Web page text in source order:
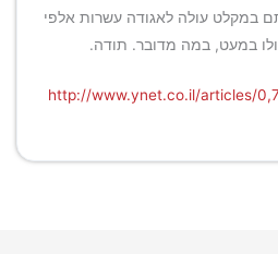
במקלט עולה לאגודה עשרות אלפי
במעט, במה מדובר. תודה.
http://www.ynet.co.il/articles/